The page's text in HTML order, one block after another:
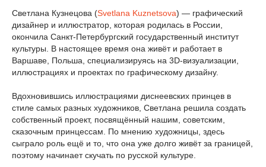
Светлана Кузнецова (Svetlana Kuznetsova) — графический
дизайнер и иллюстратор, которая родилась в России,
окончила Санкт-Петербургский государственный институт
культуры. В настоящее время она живёт и работает в
Варшаве, Польша, специализируясь на 3D-визуализации,
иллюстрациях и проектах по графическому дизайну.
Вдохновившись иллюстрациями диснеевских принцев в
стиле самых разных художников, Светлана решила создать
собственный проект, посвящённый нашим, советским,
сказочным принцессам. По мнению художницы, здесь
сыграло роль ещё и то, что она уже долго живёт за границей,
поэтому начинает скучать по русской культуре.